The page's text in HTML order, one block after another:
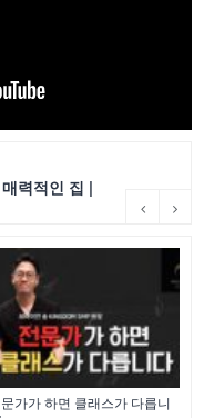
력적인 집 |
문가가 하면 클래스가 다릅니